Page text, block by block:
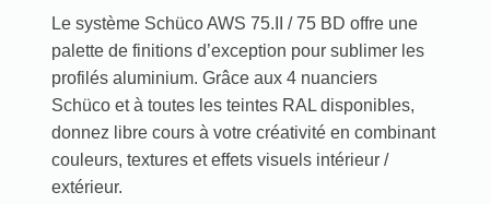
Le système Schüco AWS 75.II / 75 BD offre une
palette de finitions d’exception pour sublimer les
profilés aluminium. Grâce aux 4 nuanciers
Schüco et à toutes les teintes RAL disponibles,
donnez libre cours à votre créativité en combinant
couleurs, textures et effets visuels intérieur /
extérieur.